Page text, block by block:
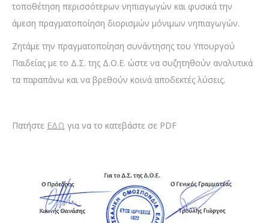
τοποθέτηση περισσότερων νηπιαγωγών και φυσικά την
άμεση πραγματοποίηση διορισμών μόνιμων νηπιαγωγών.
Ζητάμε την πραγματοποίηση συνάντησης του Υπουργού
Παιδείας με το Δ.Σ. της Δ.Ο.Ε. ώστε να συζητηθούν αναλυτικά
τα παραπάνω και να βρεθούν κοινά αποδεκτές λύσεις.
Πατήστε ΕΔΩ για να το κατεβάστε σε PDF